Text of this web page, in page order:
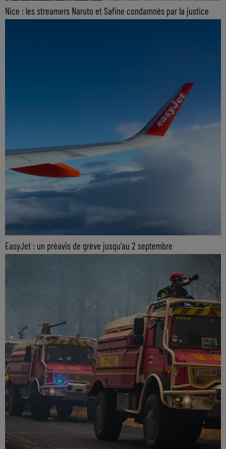
Nice : les streamers Naruto et Safine condamnés par la justice
EasyJet : un préavis de grève jusqu'au 2 septembre